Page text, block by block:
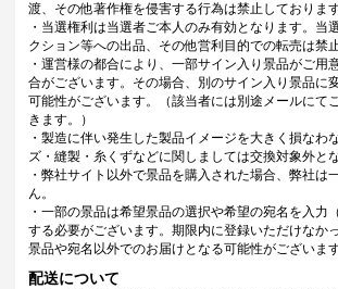
渡、その他著作権を侵害する行為は禁止しております
・当選権利は当選者ご本人のみ有効となります。当
クション等への出品、その他営利目的での転売は禁
・運営様の都合により、一部サイン入り景品がご用
合がございます。その場合、別のサイン入り景品に
可能性がございます。（該当者には別途メールにて
きます。）
・製造に伴い発生した製品イメージを大きく損なわ
ズ・縫製・糸くずなどに関しましては交換対象外と
・弊社サイト以外で景品を購入された場合、弊社は
ん。
・一部の景品は希望景品の選択や希望の宛名を入力
する必要がございます。期限内に登録いただけなか
景品や宛名以外でのお届けとなる可能性がございます
配送について